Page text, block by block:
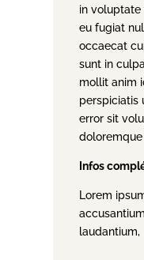
in
eu fugiat
occaecat
sunt in
mollit anim
perspiciatis
error sit
Infos
Lorem
laudantium,